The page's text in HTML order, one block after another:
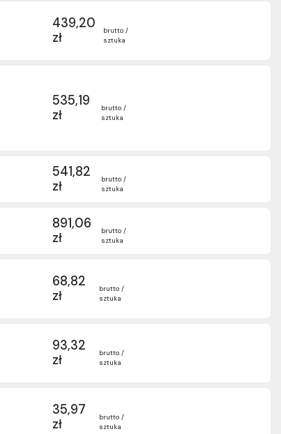
439,20
zł
brutto /
sztuka
535,19
zł
brutto /
sztuka
541,82
zł
brutto /
sztuka
891,06
zł
brutto /
sztuka
68,82
zł
brutto /
sztuka
93,32
zł
brutto /
sztuka
35,97
zł
brutto /
sztuka